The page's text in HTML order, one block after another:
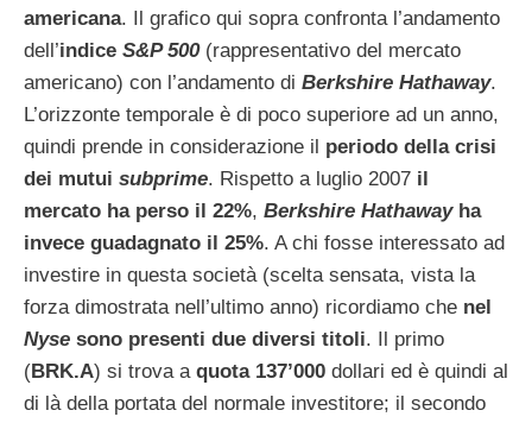
americana. Il grafico qui sopra confronta l’andamento
dell’indice S&P 500(rappresentativo del mercato
americano) con l’andamento di Berkshire Hathaway.
L’orizzonte temporale è di poco superiore ad un anno,
quindi prende in considerazione il periodo della crisi
dei mutui subprime. Rispetto a luglio 2007 il
mercato ha perso il 22%, Berkshire Hathawayha
invece guadagnato il 25%. A chi fosse interessato ad
investire in questa società (scelta sensata, vista la
forza dimostrata nell’ultimo anno) ricordiamo che nel
Nyse sono presenti due diversi titoli. Il primo
(BRK.A) si trova a quota 137’000 dollari ed è quindi al
di là della portata del normale investitore; il secondo